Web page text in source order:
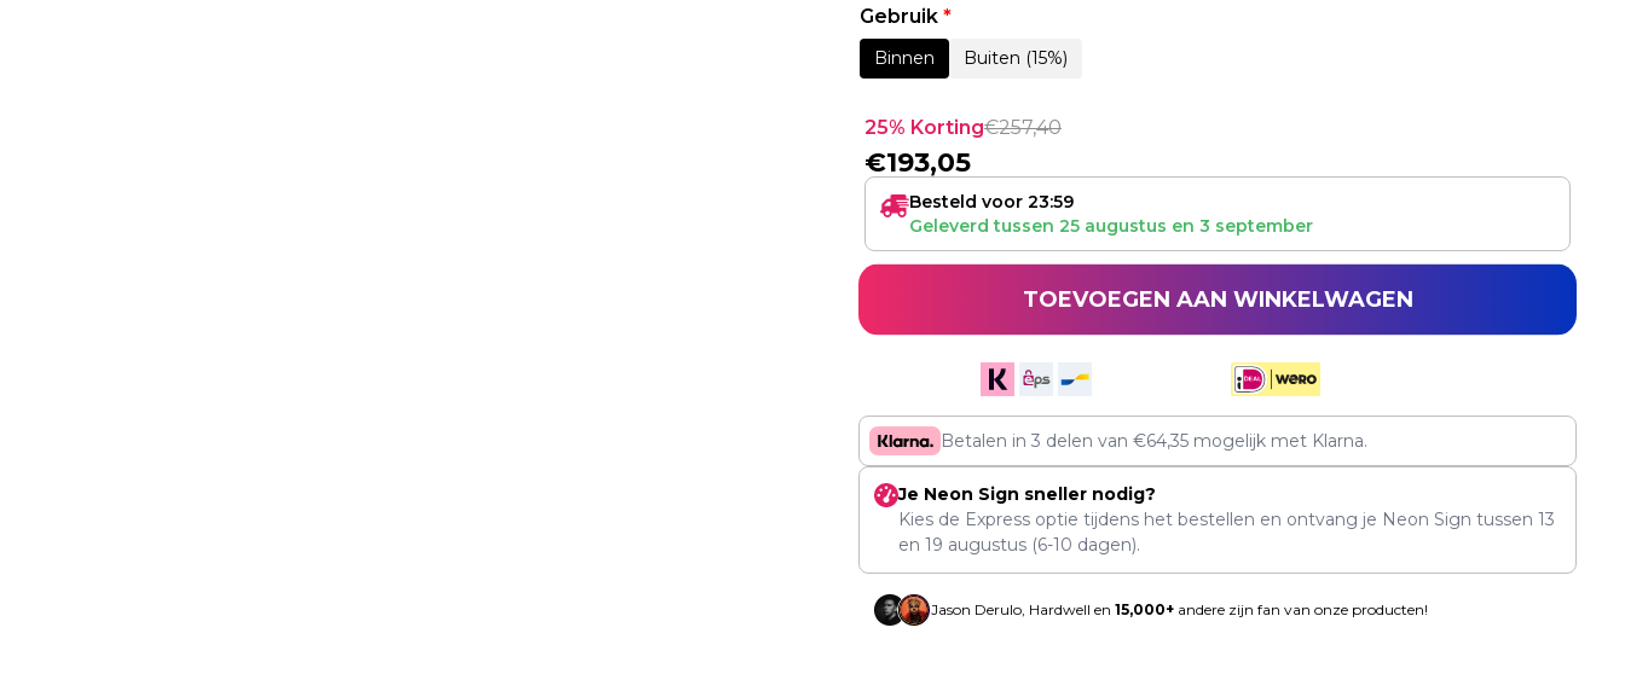
Gebruik *
Binnen Buiten (15%)
25% Korting€257,40
€193,05
Besteld voor 23:59
Geleverd tussen 25 augustus en 3 september
TOEVOEGEN AAN WINKELWAGEN
Betalen in 3 delen van€64,35 mogelijk met Klarna.
Je Neon Sign sneller nodig?
Kies de Express optie tijdens het bestellen en ontvang je Neon Sign tussen 13
en 19 augustus(6-10 dagen).
Jason Derulo, Hardwell en 15,000+andere zijn fan van onze producten!